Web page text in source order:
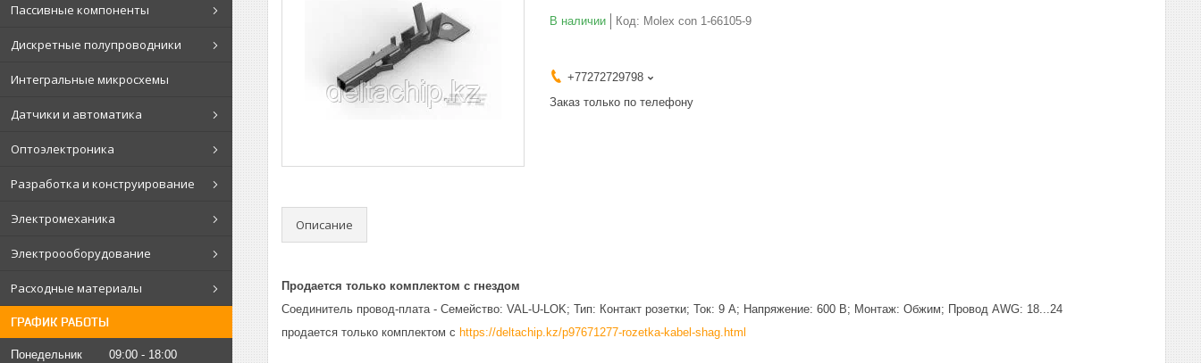
Пассивные компоненты
Дискретные полупроводники
Интегральные микросхемы
Датчики и автоматика
Оптоэлектроника
Разработка и конструирование
Электромеханика
Электроооборудование
Расходные материалы
ГРАФИК РАБОТЫ
Понедельник 09:00
18:00
В наличии Код: Molex con 1-66105-9
+77272729798
Заказ только по телефону
Описание
Продается только комплектом с гнездом
Соединитель провод-плата - Семейство: VAL-U-LOK; Тип: Контакт розетки; Ток: 9 А; Напряжение: 600 В; Монтаж: Обжим; Провод AWG: 18...24
продается только комплектом с https://deltachip.kz/p97671277-rozetka-kabel-shag.html